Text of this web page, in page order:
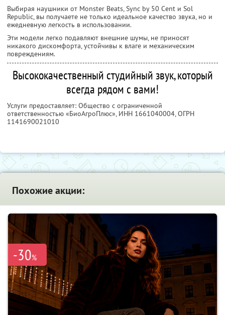
Выбирая наушники от Monster Beats, Sync by 50 Cent и Sol
Republic, вы получаете не только идеальное качество звука, но и
ежедневную легкость в использовании.
Эти модели легко подавляют внешние шумы, не приносят
никакого дискомфорта, устойчивы к влаге и механическим
повреждениям.
Высококачественный студийный звук, который
всегда рядом с вами!
Услуги предоставляет: Общество с ограниченной
ответственностью «БиоАгроПлюс», ИНН 1661040004, ОГРН
1141690021010
Похожие акции:
-30%